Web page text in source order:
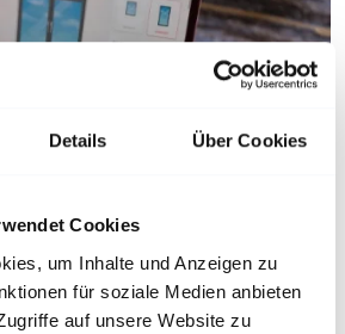
Details Über Cookies
Cookies
um Inhalte und Anzeigen zu
für soziale Medien anbieten
auf unsere Website zu
konfigurieren